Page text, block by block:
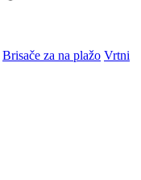
Brisače za na plažo Vrtni